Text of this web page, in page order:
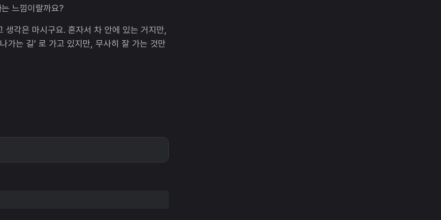
느낌이랄까요?
각은 마시구요. 혼자서 차 안에 있는 거지만,
가는 길’ 로 가고 있지만, 무사히 잘 가는 것만